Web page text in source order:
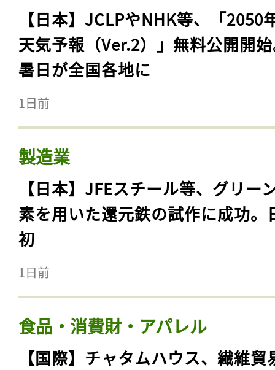
【日本】JCLPやNHK等、「2050
天気予報（Ver.2）」無料公開開
暑日が全国各地に
1日前
製造業
【日本】JFEスチール等、グリー
素を用いた還元鉄の試作に成功。
初
1日前
食品・消費財・アパレル
【国際】チャタムハウス、繊維貿